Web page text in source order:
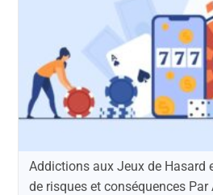
Addictions aux Jeux de Hasard
de risques et conséquences Par